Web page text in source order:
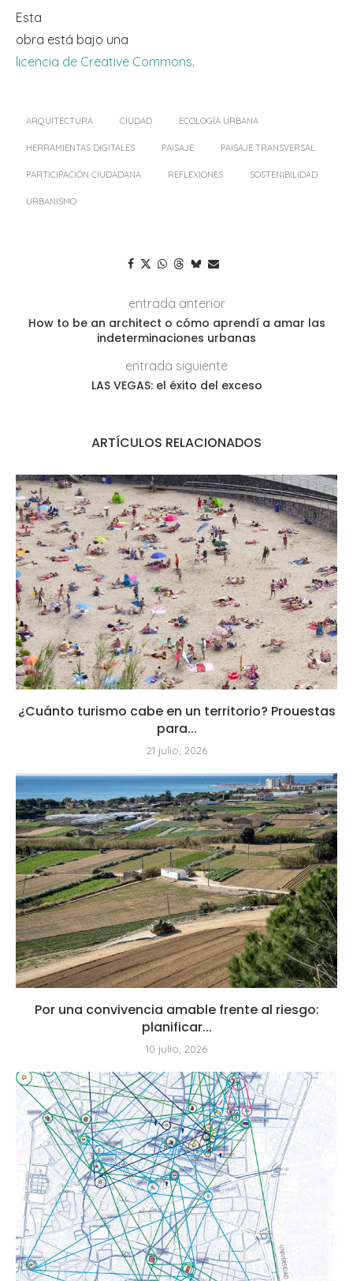
Esta
obra está bajo una
licencia de Creative Commons.
ARQUITECTURA CIUDAD ECOLOGÍA URBANA
HERRAMIENTAS DIGITALES PAISAJE PAISAJE TRANSVERSAL
PARTICIPACIÓN CIUDADANA REFLEXIONES SOSTENIBILIDAD
URBANISMO
entrada anterior
How to be an architect o cómo aprendí a amar las
indeterminaciones urbanas
entrada siguiente
LAS VEGAS: el éxito del exceso
ARTÍCULOS RELACIONADOS
¿Cuánto turismo cabe en un territorio? Prouestas
para...
21 julio, 2026
Por una convivencia amable frente al riesgo:
planificar...
10 julio, 2026